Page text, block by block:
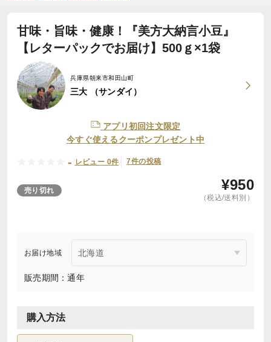
甘味・旨味・健康！『美方大納言小豆』
【レターパックでお届け】500ｇ×1袋
兵庫県朝来市和田山町
三大 （サンダイ）
アプリ初回注文限定
今すぐ使えるクーポンプレゼント中
- レビュー 0件 7件の投稿
売り切れ ¥950
（税込/送料別）
お届け地域
販売期間：通年
購入方法